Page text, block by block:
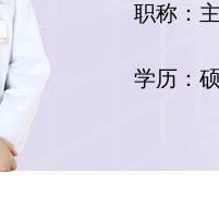
职称：
学历：